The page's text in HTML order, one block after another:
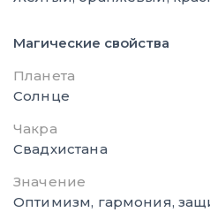
Магические свойства
Планета
Солнце
Чакра
Свадхистана
Значение
Оптимизм, гармония,